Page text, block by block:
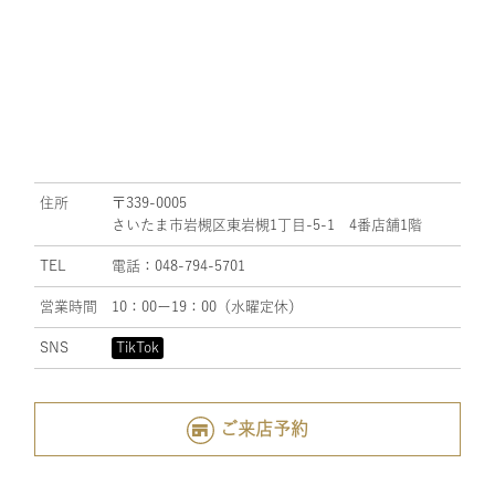
住所
〒339-0005
さいたま市岩槻区東岩槻1丁目-5-1 4番店舗1階
TEL 電話：048-794-5701
営業時間 10：00ー19：00（水曜定休）
SNS TikTok
ご来店予約